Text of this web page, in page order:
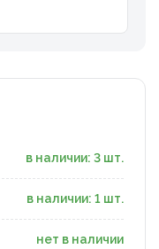
в наличии: 3 шт.
в наличии: 1 шт.
нет в наличии